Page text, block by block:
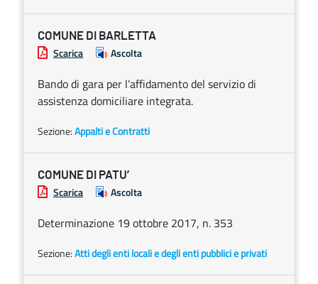
COMUNE DI BARLETTA
Scarica Ascolta
Bando di gara per l’affidamento del servizio di
assistenza domiciliare integrata.
Sezione:Appalti e Contratti
COMUNE DI PATU’
Scarica Ascolta
Determinazione 19 ottobre 2017, n. 353
Sezione:Atti degli enti locali e degli enti pubblici e privati